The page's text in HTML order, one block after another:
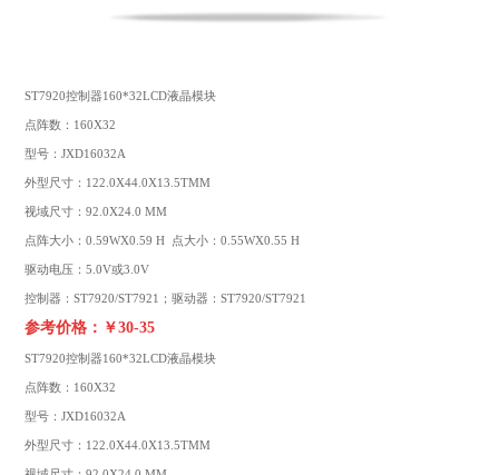
ST7920控制器160*32LCD液晶模块
点阵数：160X32
型号：JXD16032A
外型尺寸：122.0X44.0X13.5TMM
视域尺寸：92.0X24.0 MM
点阵大小：0.59WX0.59 H 点大小：0.55WX0.55 H
驱动电压：5.0V或3.0V
控制器：ST7920/ST7921；驱动器：ST7920/ST7921
参考价格：￥30-35
ST7920控制器160*32LCD液晶模块
点阵数：160X32
型号：JXD16032A
外型尺寸：122.0X44.0X13.5TMM